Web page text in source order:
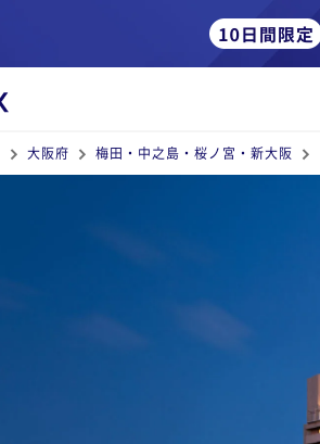
大阪府 梅田・中之島・桜ノ宮・新大阪